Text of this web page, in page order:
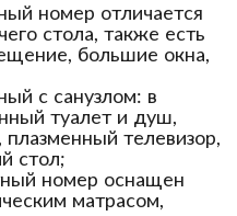
номер отличается
стола, также есть
большие окна,
с санузлом: в
туалет и душ,
плазменный телевизор,
стол;
номер оснащен
матрасом,